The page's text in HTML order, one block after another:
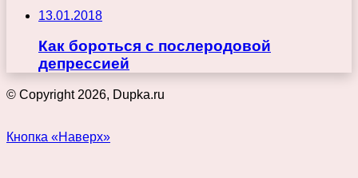
13.01.2018
Как бороться с послеродовой
депрессией
© Copyright 2026, Dupka.ru
Кнопка «Наверх»